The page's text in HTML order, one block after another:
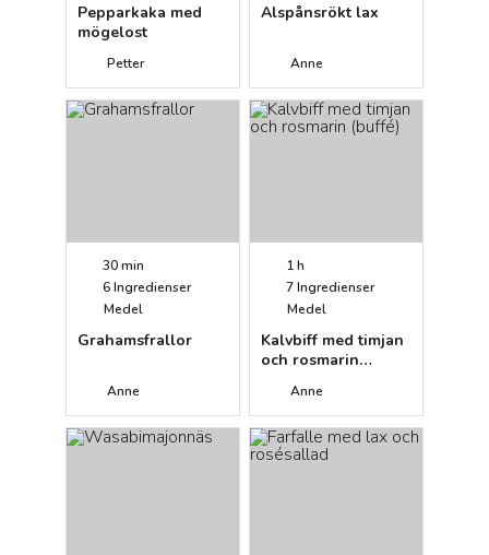
Pepparkaka med
mögelost
Petter
Alspånsrökt lax
Anne
30 min
6Ingredienser
Medel
Grahamsfrallor
Anne
1 h
7Ingredienser
Medel
Kalvbiff med timjan
och rosmarin
Anne